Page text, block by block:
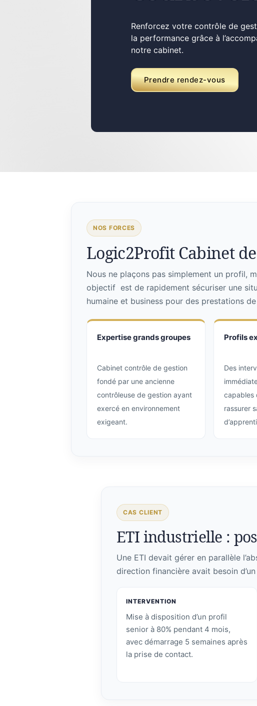
Renforcez votre contrôle de
la performance grâce à
notre cabinet.
Prendre rendez-vous
NOS FORCES
Logic2Profit Cabinet
Nous ne plaçons pas simplement un profil,
objectif est de rapidement sécuriser une
humaine et business pour des prestations
Expertise grands groupes
Cabinet contrôle de gestion
fondé par une ancienne
contrôleuse de gestion ayant
exercé en environnement
exigeant.
Profils
Des
capables
rassurer
CAS CLIENT
ETI industrielle :
Une ETI devait gérer en parallèle
direction financière avait besoin
INTERVENTION
Mise à disposition d’un profil
senior à 80% pendant 4 mois,
avec démarrage 5 semaines après
la prise de contact.